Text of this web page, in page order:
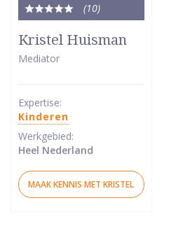
(10)
Totale
5
van
Kristel Huisman
Mediator
Expertise:
Kinderen
Werkgebied:
Heel Nederland
MAAK KENNIS MET KRISTEL